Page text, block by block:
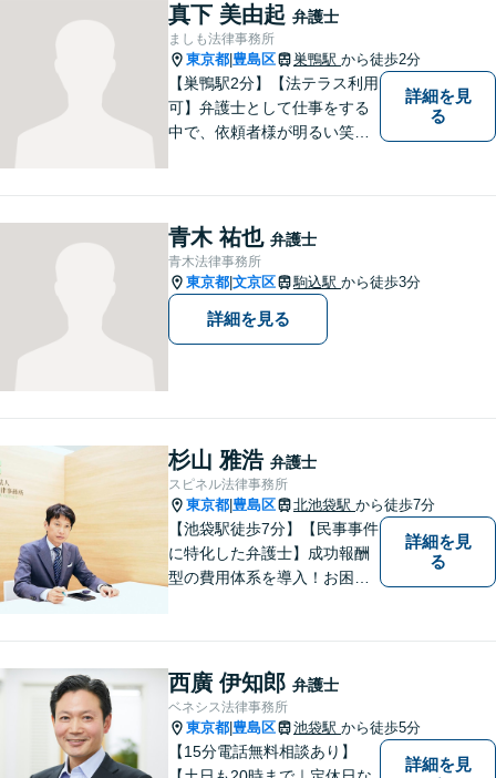
真下 美由起 弁護士
ましも法律事務所
東京都 豊島区 巣鴨駅 から徒歩2分
【巣鴨駅2分】【法テラス利用
可】弁護士として仕事をする
中で、依頼者様が明るい笑顔
ど、zoomを使った面談やお近
くの会議室などに私が出向い
てのご相談も行っておりま
す。
詳細を見
る
青木 祐也 弁護士
青木法律事務所
東京都 文京区 駒込駅 から徒歩3分
詳細を見る
杉山 雅浩 弁護士
スピネル法律事務所
東京都 豊島区 北池袋駅 から徒歩7分
【池袋駅徒歩7分】【民事事件
に特化した弁護士】成功報酬
型の費用体系を導入！お困り
で広く取り扱い、幅広い分野
で実績あり！【完全個室対
応】
詳細を見
る
西廣 伊知郎 弁護士
ベネシス法律事務所
東京都 豊島区 池袋駅 から徒歩5分
【15分電話無料相談あり】
詳細を見